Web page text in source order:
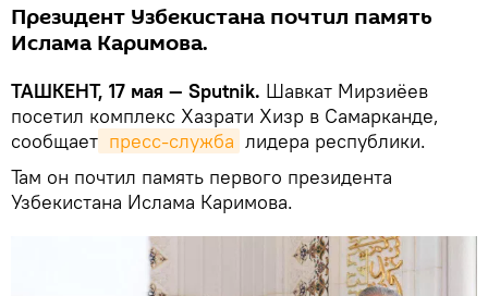
Президент Узбекистана почтил память
Ислама Каримова.
ТАШКЕНТ, 17 мая — Sputnik. Шавкат Мирзиёев
посетил комплекс Хазрати Хизр в Самарканде,
сообщает пресс-служба лидера республики.
Там он почтил память первого президента
Узбекистана Ислама Каримова.